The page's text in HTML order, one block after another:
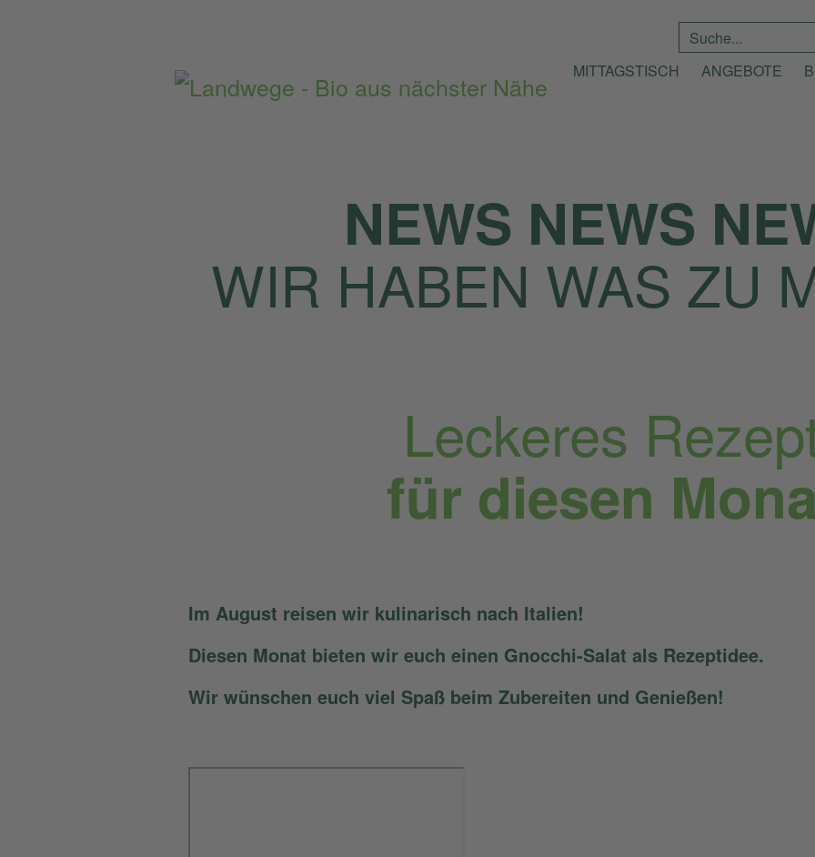
MITTAGSTISCH ANGEBOTE
Suche*
NEWS NEWS
WIR HABEN WAS ZU
Leckeres
für diesen
Im August reisen wir kulinarisch nach Italien!
Diesen Monat bieten wir euch einen Gnocchi-Salat als Rezeptidee.
Wir wünschen euch viel Spaß beim Zubereiten und Genießen!